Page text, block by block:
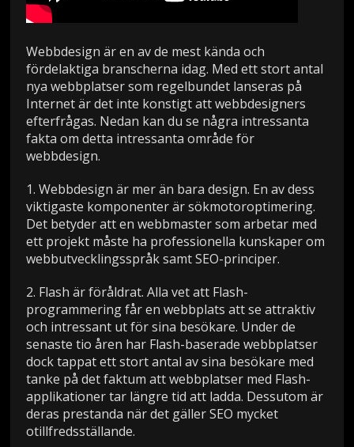
Webbdesign är en av de mest kända och
fördelaktiga branscherna idag. Med ett stort antal
nya webbplatser som regelbundet lanseras på
Internet är det inte konstigt att webbdesigners
efterfrågas. Nedan kan du se några intressanta
fakta om detta intressanta område för
webbdesign.
1. Webbdesign är mer än bara design. En av dess
viktigaste komponenter är sökmotoroptimering.
Det betyder att en webbmaster som arbetar med
ett projekt måste ha professionella kunskaper om
webbutvecklingsspråk samt SEO-principer.
2. Flash är föråldrat. Alla vet att Flash-
programmering får en webbplats att se attraktiv
och intressant ut för sina besökare. Under de
senaste tio åren har Flash-baserade webbplatser
dock tappat ett stort antal av sina besökare med
tanke på det faktum att webbplatser med Flash-
applikationer tar längre tid att ladda. Dessutom är
deras prestanda när det gäller SEO mycket
otillfredsställande.